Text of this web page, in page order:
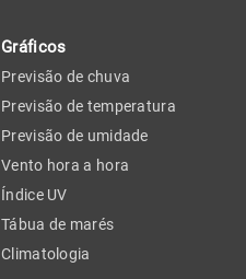
Gráficos
Previsão de chuva
Previsão de temperatura
Previsão de umidade
Vento hora a hora
Índice UV
Tábua de marés
Climatologia